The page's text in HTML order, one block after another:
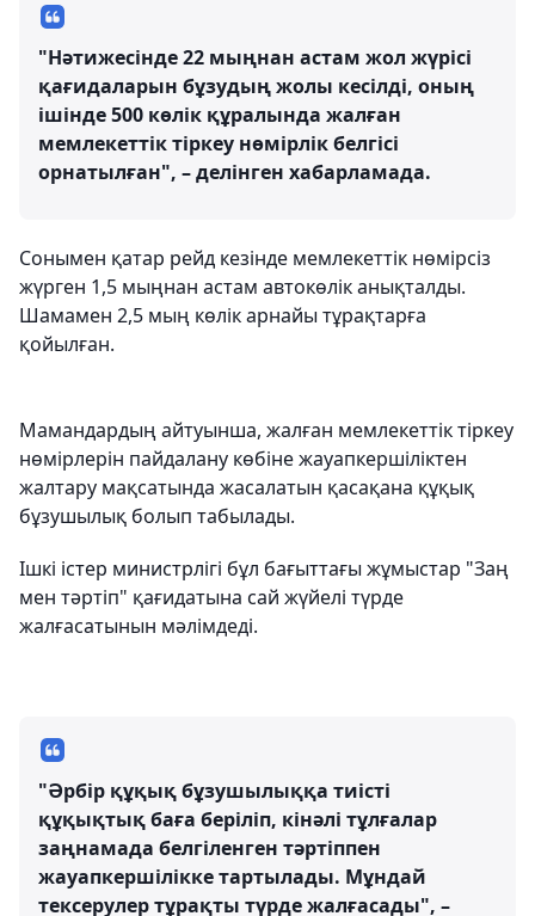
"Нәтижесінде 22 мыңнан астам жол жүрісі
қағидаларын бұзудың жолы кесілді, оның
ішінде 500 көлік құралында жалған
мемлекеттік тіркеу нөмірлік белгісі
орнатылған", – делінген хабарламада.
Сонымен қатар рейд кезінде мемлекеттік нөмірсіз
жүрген 1,5 мыңнан астам автокөлік анықталды.
Шамамен 2,5 мың көлік арнайы тұрақтарға
қойылған.
Мамандардың айтуынша, жалған мемлекеттік тіркеу
нөмірлерін пайдалану көбіне жауапкершіліктен
жалтару мақсатында жасалатын қасақана құқық
бұзушылық болып табылады.
Ішкі істер министрлігі бұл бағыттағы жұмыстар "Заң
мен тәртіп" қағидатына сай жүйелі түрде
жалғасатынын мәлімдеді.
"Әрбір құқық бұзушылыққа тиісті
құқықтық баға беріліп, кінәлі тұлғалар
заңнамада белгіленген тәртіппен
жауапкершілікке тартылады. Мұндай
тексерулер тұрақты түрде жалғасады", –